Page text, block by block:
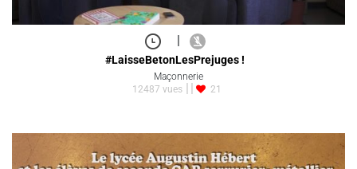
|
#LaisseBetonLesPrejuges !
Maçonnerie
12487 vues
21